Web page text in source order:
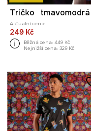
Aktuální cena:
249 Kč
Běžná cena: 449 Kč
Nejnižší cena: 329 Kč